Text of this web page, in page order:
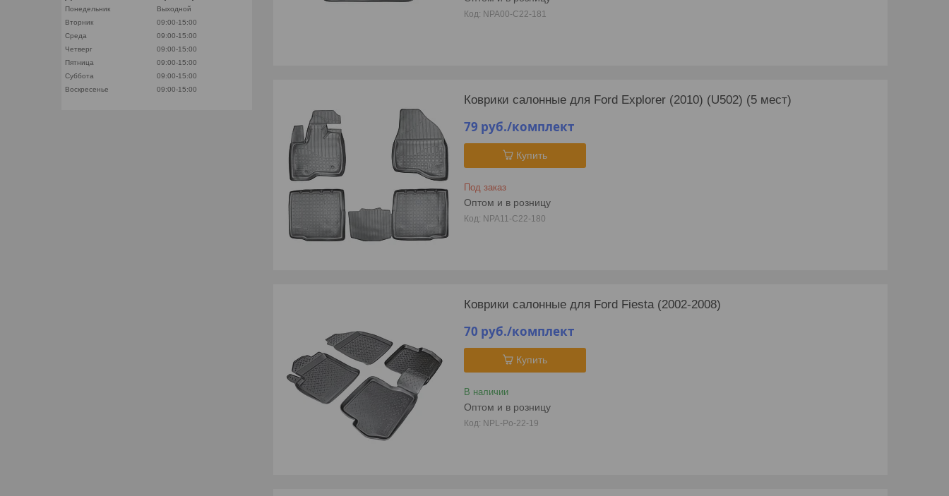
NPA00-C22-181
Коврики салонные для Ford Explorer (2010) (U502) (5 мест)
79 руб./комплект
Купить
Под заказ
Оптом и в розницу
NPA11-C22-180
Коврики салонные для Ford Fiesta (2002-2008)
70 руб./комплект
Купить
В наличии
Оптом и в розницу
NPL-Po-22-19
Понедельник
Выходной
Вторник
09:00-15:00
Среда
09:00-15:00
Четверг
09:00-15:00
Пятница
09:00-15:00
Суббота
09:00-15:00
Воскресенье
09:00-15:00